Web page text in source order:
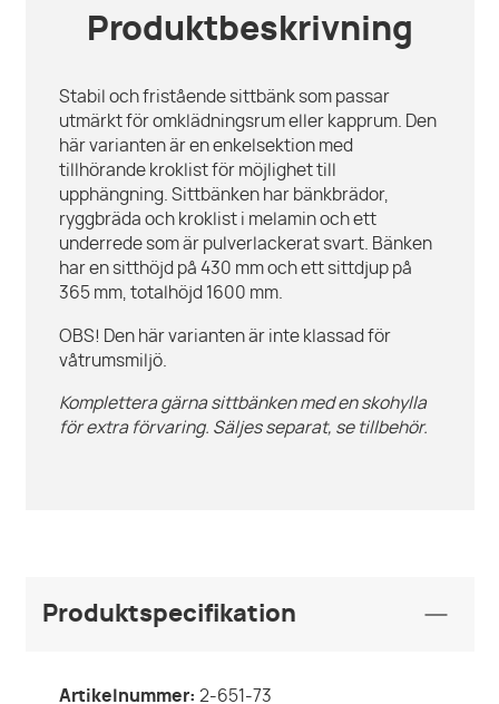
Produktbeskrivning
Stabil och fristående sittbänk som passar
utmärkt för omklädningsrum eller kapprum. Den
här varianten är en enkelsektion med
tillhörande kroklist för möjlighet till
upphängning. Sittbänken har bänkbrädor,
ryggbräda och kroklist i melamin och ett
underrede som är pulverlackerat svart. Bänken
har en sitthöjd på 430 mm och ett sittdjup på
365 mm, totalhöjd 1600 mm.
OBS! Den här varianten är inte klassad för
våtrumsmiljö.
Komplettera gärna sittbänken med en skohylla
för extra förvaring. Säljes separat, se tillbehör.
Produktspecifikation
Artikelnummer: 2-651-73